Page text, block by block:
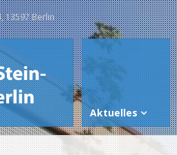
13597 Berlin
Aktuelles